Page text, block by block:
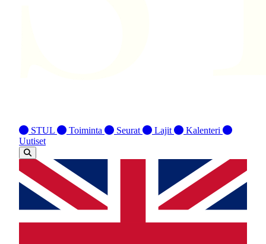
STUL Toiminta Seurat Lajit
Kalenteri
Uutiset